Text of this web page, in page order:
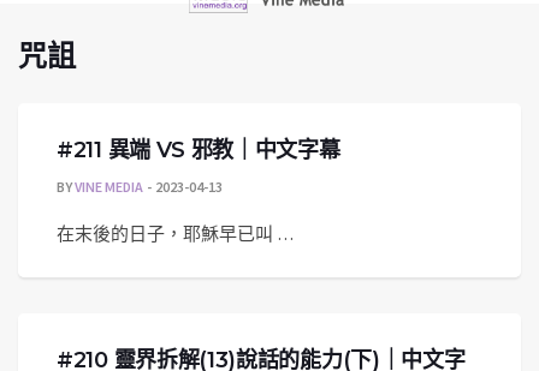
咒詛
#211 異端 VS 邪教｜中文字幕
BYVINE MEDIA 2023-04-13
在末後的日子，耶穌早已叫 …
#210 靈界拆解(13)說話的能力(下)｜中文字